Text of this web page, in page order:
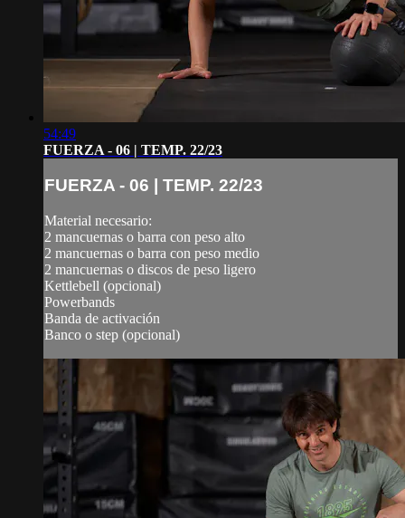
54:49
FUERZA - 06 | TEMP. 22/23
FUERZA - 06 | TEMP. 22/23
Material necesario:
2 mancuernas o barra con peso alto
2 mancuernas o barra con peso medio
2 mancuernas o discos de peso ligero
Kettlebell (opcional)
Powerbands
Banda de activación
Banco o step (opcional)